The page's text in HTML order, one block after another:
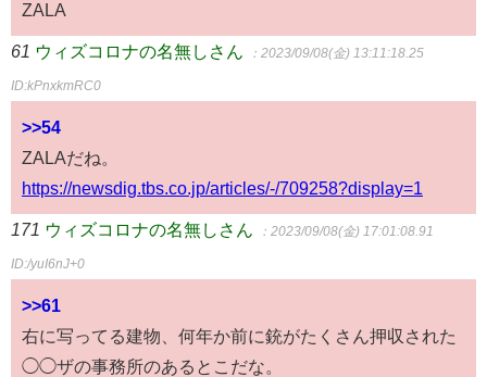
ZALA
61 ウィズコロナの名無しさん ：2023/09/08(金) 13:11:18.25
ID:kPnxkmRC0
>>54
ZALAだね。
https://newsdig.tbs.co.jp/articles/-/709258?display=1
171 ウィズコロナの名無しさん ：2023/09/08(金) 17:01:08.91
ID:/yuI6nJ+0
>>61
右に写ってる建物、何年か前に銃がたくさん押収された
◯◯ザの事務所のあるとこだな。